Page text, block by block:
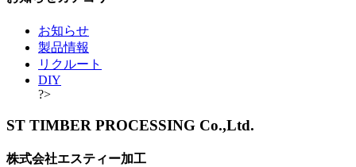
お知らせ
製品情報
リクルート
DIY
?>
ST TIMBER PROCESSING Co.,Ltd.
株式会社エスティー加工